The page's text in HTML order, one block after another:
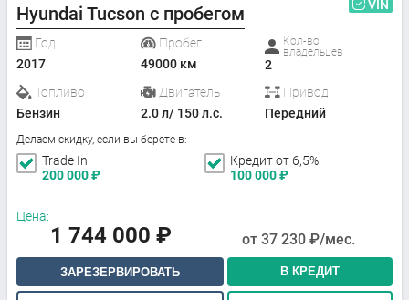
Hyundai Tucson с пробегом VIN
Год
2017
Пробег
49000 км
Кол-во
владельцев
2
Топливо
Бензин
Двигатель
2.0 л/ 150 л.с.
Привод
Передний
Делаем скидку, если вы берете в:
Trade In
200 000₽
Кредит от 6,5%
100 000₽
Цена:
1 744 000 ₽ от 37 230 ₽/мес.
ЗАРЕЗЕРВИРОВАТЬ В КРЕДИТ